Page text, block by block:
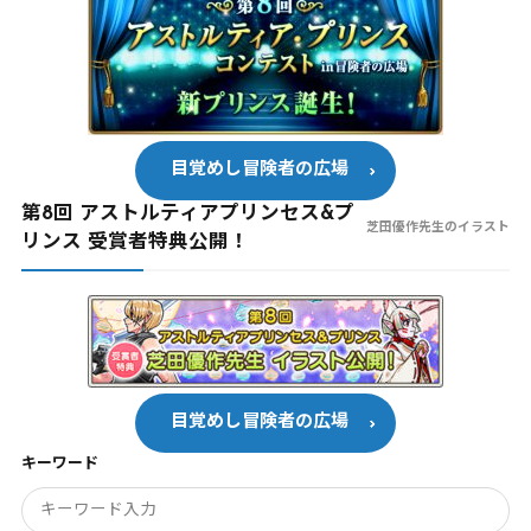
目覚めし冒険者の広場
第8回 アストルティアプリンセス&プ
リンス 受賞者特典公開！
芝田優作先生のイラスト
目覚めし冒険者の広場
キーワード